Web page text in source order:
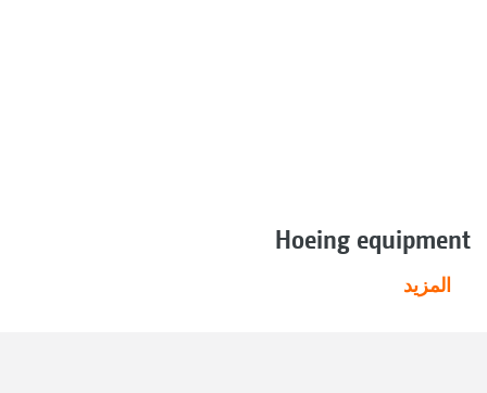
Hoeing equipment
المزيد